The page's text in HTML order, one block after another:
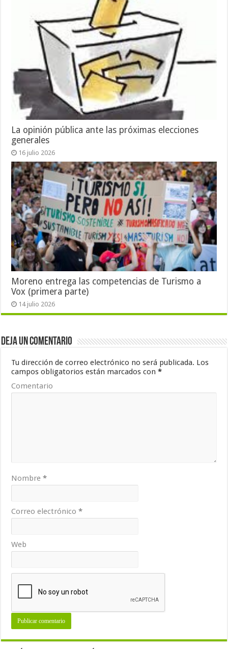
La opinión pública ante las próximas elecciones
generales
16 julio 2026
Moreno entrega las competencias de Turismo a
Vox (primera parte)
14 julio 2026
Deja un comentario
Tu dirección de correo electrónico no será publicada. Los
campos obligatorios están marcados con*
Comentario
Nombre*
Correo electrónico*
Web